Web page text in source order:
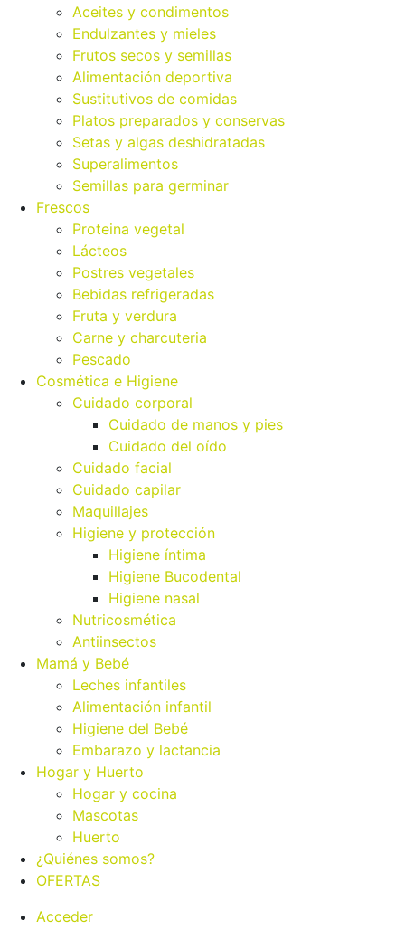
Aceites y condimentos
Endulzantes y mieles
Frutos secos y semillas
Alimentación deportiva
Sustitutivos de comidas
Platos preparados y conservas
Setas y algas deshidratadas
Superalimentos
Semillas para germinar
Frescos
Proteina vegetal
Lácteos
Postres vegetales
Bebidas refrigeradas
Fruta y verdura
Carne y charcuteria
Pescado
Cosmética e Higiene
Cuidado corporal
Cuidado de manos y pies
Cuidado del oído
Cuidado facial
Cuidado capilar
Maquillajes
Higiene y protección
Higiene íntima
Higiene Bucodental
Higiene nasal
Nutricosmética
Antiinsectos
Mamá y Bebé
Leches infantiles
Alimentación infantil
Higiene del Bebé
Embarazo y lactancia
Hogar y Huerto
Hogar y cocina
Mascotas
Huerto
¿Quiénes somos?
OFERTAS
Acceder